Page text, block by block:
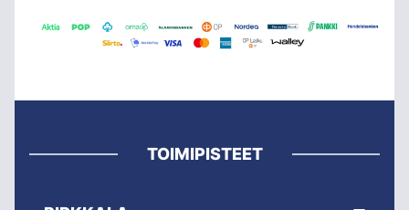
TOIMIPISTEET